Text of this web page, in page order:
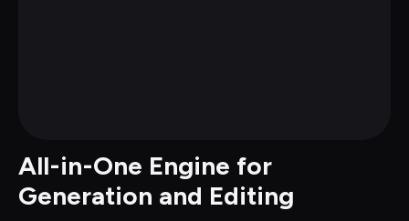
All-in-One Engine for
Generation and Editing